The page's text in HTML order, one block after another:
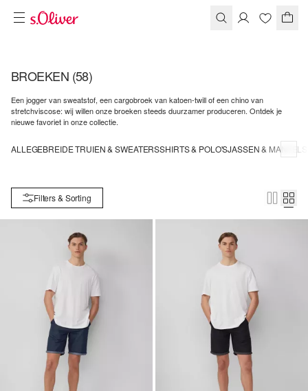
BROEKEN (58)
Een jogger van sweatstof, een cargobroek van katoen-twill of een chino van
stretchviscose: wij willen onze broeken steeds duurzamer produceren. Ontdek je
nieuwe favoriet in onze collectie.
ALLEGEBREIDE TRUIEN & SWEATERSSHIRTS & POLO'SJASSEN & MANTELS
Filters & Sorting